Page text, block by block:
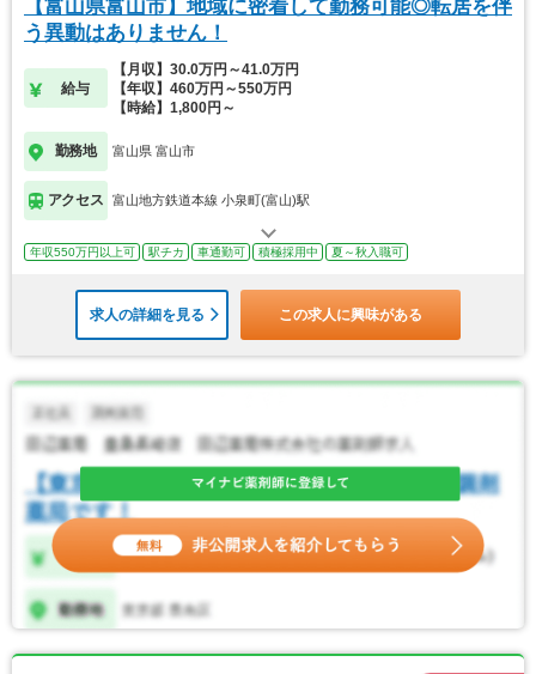
【富山県富山市】地域に密着して勤務可能◎転居を伴
う異動はありません！
給与
【月収】30.0万円～41.0万円
【年収】460万円～550万円
【時給】1,800円～
勤務地 富山県 富山市
アクセス 富山地方鉄道本線 小泉町(富山)駅
年収550万円以上可 駅チカ 車通勤可 積極採用中 夏～秋入職可
求人の詳細を見る この求人に興味がある